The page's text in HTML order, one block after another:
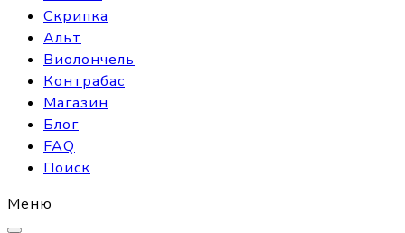
Скрипка
Альт
Виолончель
Контрабас
Магазин
Блог
FAQ
Поиск
Меню